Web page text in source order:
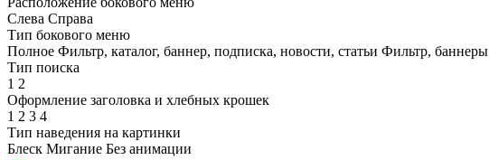
Слева Справа
Тип бокового меню
Полное Фильтр, каталог, баннер, подписка, новости, статьи Фильтр, баннеры
Тип поиска
1 2
Оформление заголовка и хлебных крошек
1 2 3 4
Тип наведения на картинки
Блеск Мигание Без анимации